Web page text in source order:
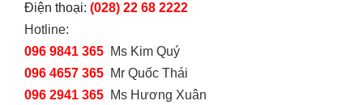
Điện thoại: (028) 22 68 2222
Hotline:
096 9841 365 Ms Kim Quý
096 4657 365 Mr Quốc Thái
096 2941 365 Ms Hương Xuân